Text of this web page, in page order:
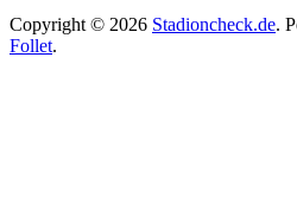
Copyright © 2026 Stadioncheck.de.
Follet.